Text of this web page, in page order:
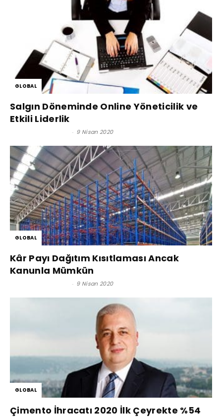
GLOBAL
Salgın Döneminde Online Yöneticilik ve
Etkili Liderlik
- 9 Nisan 2020
GLOBAL
Kâr Payı Dağıtım Kısıtlaması Ancak
Kanunla Mümkün
- 9 Nisan 2020
GLOBAL
Çimento İhracatı 2020 İlk Çeyrekte %54